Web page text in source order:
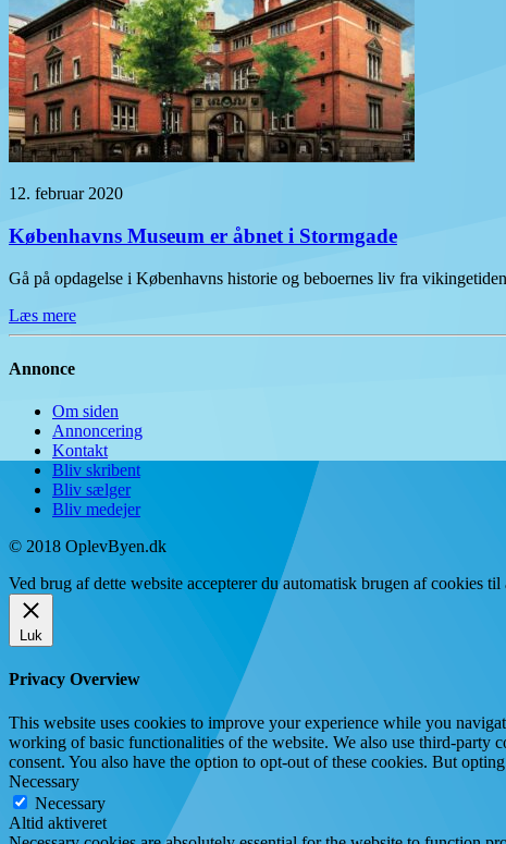
12. februar 2020
Københavns Museum er åbnet i Stormgade
Gå på opdagelse i Københavns historie og beboernes liv fra
Læs mere
Annonce
Om siden
Annoncering
Kontakt
Bliv skribent
Bliv sælger
Bliv medejer
© 2018 OplevByen.dk
Ved brug af dette website accepterer du automatisk brugen af cookies
Luk
Privacy Overview
This website uses cookies to improve your experience while you
working of basic functionalities of the website. We also use third-party
consent. You also have the option to opt-out of these cookies. But
Necessary
Necessary
Altid aktiveret